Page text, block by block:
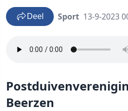
Deel Sport 13-9-2023
Beerzen